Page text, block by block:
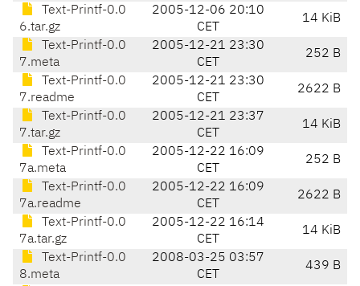
Text-Printf-0.0
6.tar.gz
2005-12-06 20:10
CET
14 KiB
Text-Printf-0.0
7.meta
2005-12-21 23:30
CET
252 B
Text-Printf-0.0
7.readme
2005-12-21 23:30
CET
2622 B
Text-Printf-0.0
7.tar.gz
2005-12-21 23:37
CET
14 KiB
Text-Printf-0.0
7a.meta
2005-12-22 16:09
CET
252 B
Text-Printf-0.0
7a.readme
2005-12-22 16:09
CET
2622 B
Text-Printf-0.0
7a.tar.gz
2005-12-22 16:14
CET
14 KiB
Text-Printf-0.0
8.meta
2008-03-25 03:57
CET
439 B